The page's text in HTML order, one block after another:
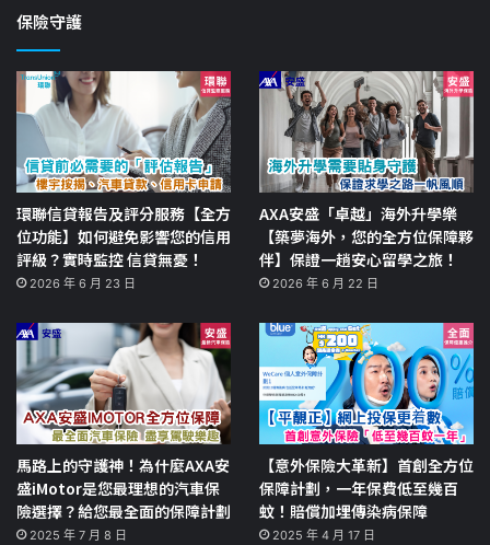
保險守護
環聯信貸報告及評分服務【全方
位功能】如何避免影響您的信用
評級？實時監控 信貸無憂！
2026 年 6 月 23 日
AXA安盛「卓越」海外升學樂
【築夢海外，您的全方位保障夥
伴】保證一趟安心留學之旅！
2026 年 6 月 22 日
馬路上的守護神！為什麼AXA安
盛iMotor是您最理想的汽車保
險選擇？給您最全面的保障計劃
2025 年 7 月 8 日
【意外保險大革新】首創全方位
保障計劃，一年保費低至幾百
蚊！賠償加埋傳染病保障
2025 年 4 月 17 日